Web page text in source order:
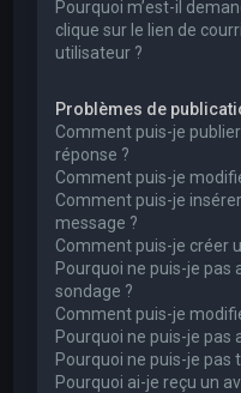
Pourquoi m’est-il
clique sur le lien de
utilisateur ?
Problèmes de
Comment puis-je
réponse ?
Comment puis-je
Comment puis-je
message ?
Comment puis-je créer
Pourquoi ne puis-je pas
sondage ?
Comment puis-je
Pourquoi ne puis-je pas
Pourquoi ne puis-je pas
Pourquoi ai-je reçu un